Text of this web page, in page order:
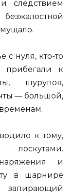
следствием
с нуля, кто-то
прибегали к
шурупов,
— большой,
к тому,
и
в шарнире
запирающий